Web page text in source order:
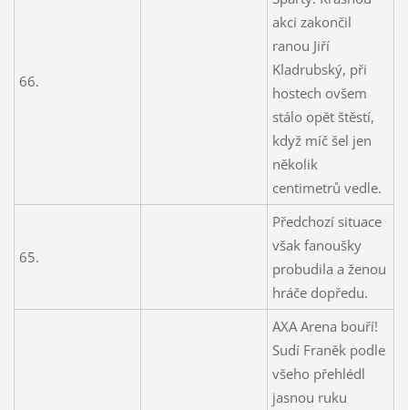
66.
akci zakončil
ranou Jiří
Kladrubský, při
hostech ovšem
stálo opět štěstí,
když míč šel jen
několik
centimetrů vedle.
65.
Předchozí situace
však fanoušky
probudila a ženou
hráče dopředu.
AXA Arena bouří!
Sudí Franěk podle
všeho přehlédl
jasnou ruku